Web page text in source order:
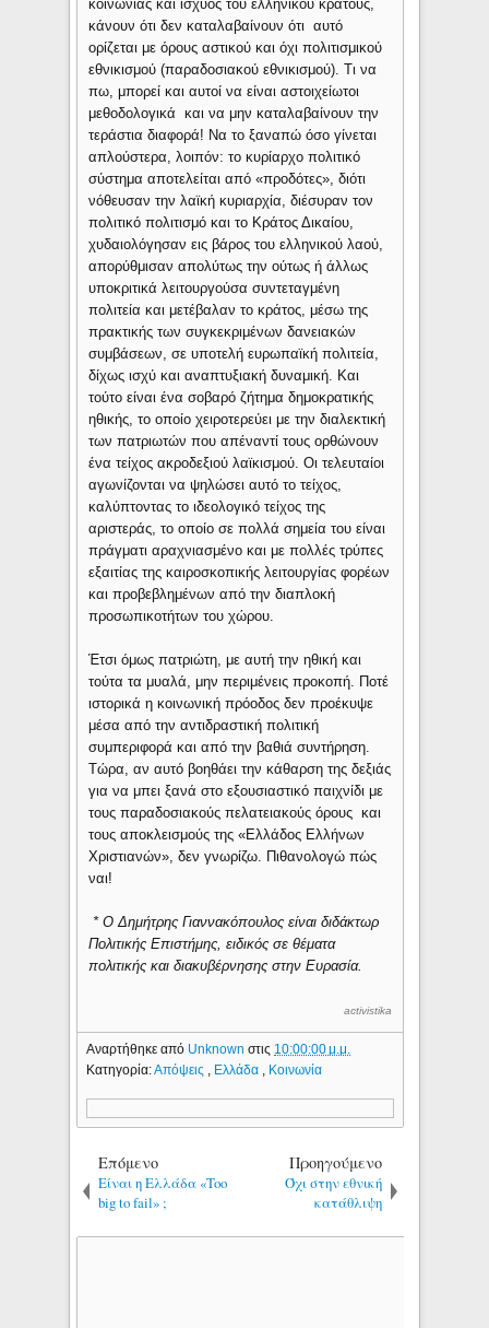
κοινωνίας και ισχύος του ελληνικού κράτους,
κάνουν ότι δεν καταλαβαίνουν ότι αυτό
ορίζεται με όρους αστικού και όχι πολιτισμικού
εθνικισμού (παραδοσιακού εθνικισμού). Τι να
πω, μπορεί και αυτοί να είναι αστοιχείωτοι
μεθοδολογικά και να μην καταλαβαίνουν την
τεράστια διαφορά! Να το ξαναπώ όσο γίνεται
απλούστερα, λοιπόν: το κυρίαρχο πολιτικό
σύστημα αποτελείται από «προδότες», διότι
νόθευσαν την λαϊκή κυριαρχία, διέσυραν τον
πολιτικό πολιτισμό και το Κράτος Δικαίου,
χυδαιολόγησαν εις βάρος του ελληνικού λαού,
απορύθμισαν απολύτως την ούτως ή άλλως
υποκριτικά λειτουργούσα συντεταγμένη
πολιτεία και μετέβαλαν το κράτος, μέσω της
πρακτικής των συγκεκριμένων δανειακών
συμβάσεων, σε υποτελή ευρωπαϊκή πολιτεία,
δίχως ισχύ και αναπτυξιακή δυναμική. Και
τούτο είναι ένα σοβαρό ζήτημα δημοκρατικής
ηθικής, το οποίο χειροτερεύει με την διαλεκτική
των πατριωτών που απέναντί τους ορθώνουν
ένα τείχος ακροδεξιού λαϊκισμού. Οι τελευταίοι
αγωνίζονται να ψηλώσει αυτό το τείχος,
καλύπτοντας το ιδεολογικό τείχος της
αριστεράς, το οποίο σε πολλά σημεία του είναι
πράγματι αραχνιασμένο και με πολλές τρύπες
εξαιτίας της καιροσκοπικής λειτουργίας φορέων
και προβεβλημένων από την διαπλοκή
προσωπικοτήτων του χώρου.
Έτσι όμως πατριώτη, με αυτή την ηθική και
τούτα τα μυαλά, μην περιμένεις προκοπή. Ποτέ
ιστορικά η κοινωνική πρόοδος δεν προέκυψε
μέσα από την αντιδραστική πολιτική
συμπεριφορά και από την βαθιά συντήρηση.
Τώρα, αν αυτό βοηθάει την κάθαρση της δεξιάς
για να μπει ξανά στο εξουσιαστικό παιχνίδι με
τους παραδοσιακούς πελατειακούς όρους και
τους αποκλεισμούς της «Ελλάδος Ελλήνων
Χριστιανών», δεν γνωρίζω. Πιθανολογώ πώς
ναι!
* Ο Δημήτρης Γιαννακόπουλος είναι διδάκτωρ
Πολιτικής Επιστήμης, ειδικός σε θέματα
πολιτικής και διακυβέρνησης στην Ευρασία.
activistika
Αναρτήθηκε από Unknownστις 10:00:00 μ.μ.
Κατηγορία:Απόψεις , Ελλάδα , Κοινωνία
Επόμενο
Είναι η Ελλάδα «Too
big to fail» ;
Προηγούμενο
Όχι στην εθνική
κατάθλιψη